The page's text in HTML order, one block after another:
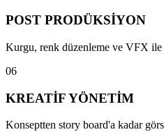
POST PRODÜKSİYON
Kurgu, renk düzenleme ve VFX
06
KREATİF YÖNETİM
Konseptten story board'a kadar